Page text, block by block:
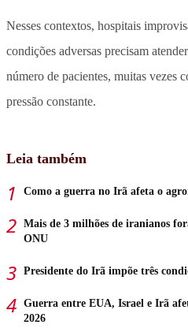
Nesses contextos, hospitais
condições adversas precisam
número de pacientes, muitas vezes
pressão constante.
Leia também
Como a guerra no Irã afeta o
Mais de 3 milhões de iranianos
ONU
Presidente do Irã impõe três
Guerra entre EUA, Israel e Irã
2026